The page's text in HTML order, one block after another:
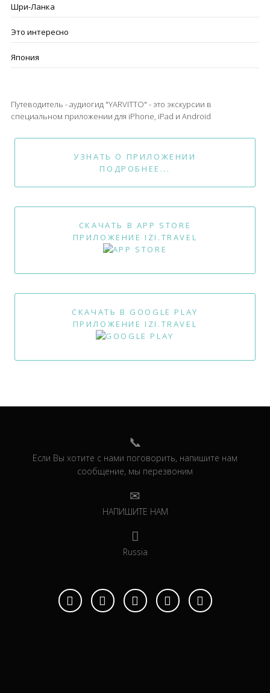
Шри-Ланка
Это интересно
Япония
Путеводитель - аудиогид "YARVITTO" - это экскурсии в
специальном приложении для iPhone, iPad и Android
УЗНАТЬ О ПРИЛОЖЕНИИ
ПОДРОБНЕЕ...
СКАЧАТЬ В APP STORE
ПРИЛОЖЕНИЕ IZI.TRAVEL
СКАЧАТЬ В GOOGLE PLAY
ПРИЛОЖЕНИЕ IZI.TRAVEL
Если Вы хотите с нами поговорить, напишите нам
сообщение, мы перезвоним
НАПИШИТЕ НАМ
Russia